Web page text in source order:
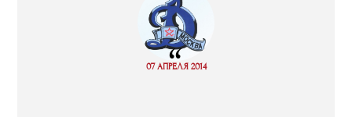
“
07 АПРЕЛЯ 2014
Read